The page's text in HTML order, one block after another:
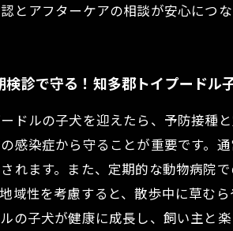
とアフターケアの相談が安心につ
検診で守る！知多郡トイプードル
ドルの子犬を迎えたら、予防接種
感染症から守ることが重要です。
れます。また、定期的な動物病院
域性を考慮すると、散歩中に草む
の子犬が健康に成長し、飼い主と